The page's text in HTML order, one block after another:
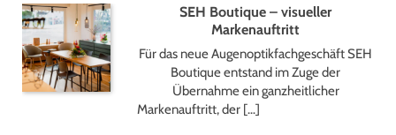
SEH Boutique – visueller
Markenauftritt
Für das neue Augenoptikfachgeschäft SEH
Boutique entstand im Zuge der
Übernahme ein ganzheitlicher
Markenauftritt, der […]